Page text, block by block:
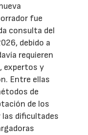
fue
consulta del
debido a
requieren
expertos y
Entre ellas
de
de los
dificultades